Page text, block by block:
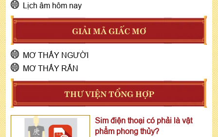
Lịch âm hôm nay
GIẢI MÃ GIẤC MƠ
MƠ THẤY NGƯỜI
MƠ THẤY RẮN
THƯ VIỆN TỔNG HỢP
Sim điện thoại có phải là vật
phẩm phong thủy?